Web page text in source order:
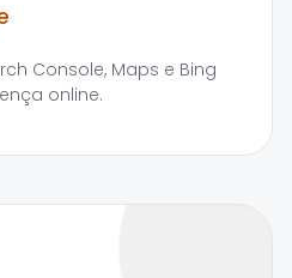
Console, Maps e Bing
online.